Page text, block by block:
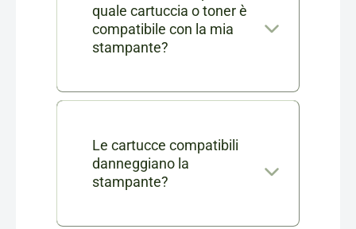
quale cartuccia o toner è
compatibile con la mia
stampante?
Nella scheda di ogni prodotto
completo dei modelli di
stampanti compatibili. Se ti
contattarci in chat o via mail a
Le cartucce compatibili
danneggiano la
stampante?
No, le nostre cartucce